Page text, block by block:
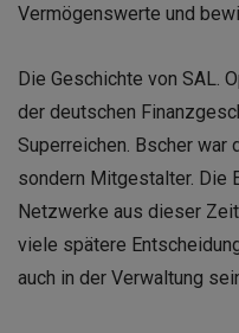
Vermögenswerte und
Die Geschichte von SAL.
der deutschen
Superreichen. Bscher war
sondern Mitgestalter. Die
Netzwerke aus dieser
viele spätere
auch in der Verwaltung